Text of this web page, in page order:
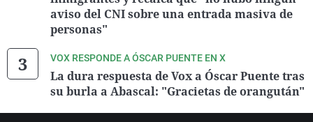
aviso del CNI sobre una entrada masiva de
personas"
VOX RESPONDE A ÓSCAR PUENTE EN X
La dura respuesta de Vox a Óscar Puente tras
su burla a Abascal: "Gracietas de orangután"